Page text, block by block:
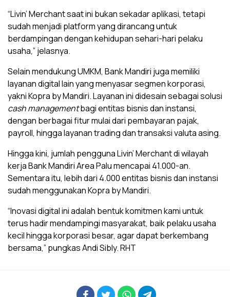
“Livin’ Merchant saat ini bukan sekadar aplikasi, tetapi
sudah menjadi platform yang dirancang untuk
berdampingan dengan kehidupan sehari-hari pelaku
usaha,” jelasnya.
Selain mendukung UMKM, Bank Mandiri juga memiliki
layanan digital lain yang menyasar segmen korporasi,
yakni Kopra by Mandiri. Layanan ini didesain sebagai solusi
cash managementbagi entitas bisnis dan instansi,
dengan berbagai fitur mulai dari pembayaran pajak,
payroll, hingga layanan trading dan transaksi valuta asing.
Hingga kini, jumlah pengguna Livin’ Merchant di wilayah
kerja Bank Mandiri Area Palu mencapai 41.000-an.
Sementara itu, lebih dari 4.000 entitas bisnis dan instansi
sudah menggunakan Kopra by Mandiri.
“Inovasi digital ini adalah bentuk komitmen kami untuk
terus hadir mendampingi masyarakat, baik pelaku usaha
kecil hingga korporasi besar, agar dapat berkembang
bersama,” pungkas Andi Sibly. RHT